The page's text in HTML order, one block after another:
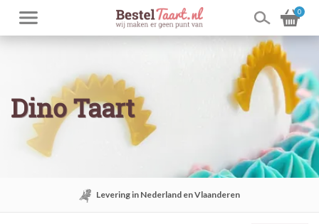
0
Dino Taart
Levering in Nederland en Vlaanderen